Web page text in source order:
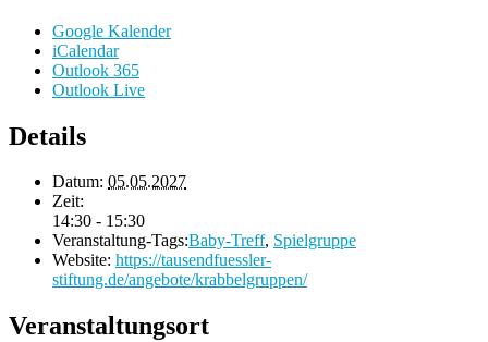
Google Kalender
iCalendar
Outlook 365
Outlook Live
Details
Datum: 05.05.2027
Zeit:
14:30 - 15:30
Veranstaltung-Tags:Baby-Treff, Spielgruppe
Website: https://tausendfuessler-
stiftung.de/angebote/krabbelgruppen/
Veranstaltungsort